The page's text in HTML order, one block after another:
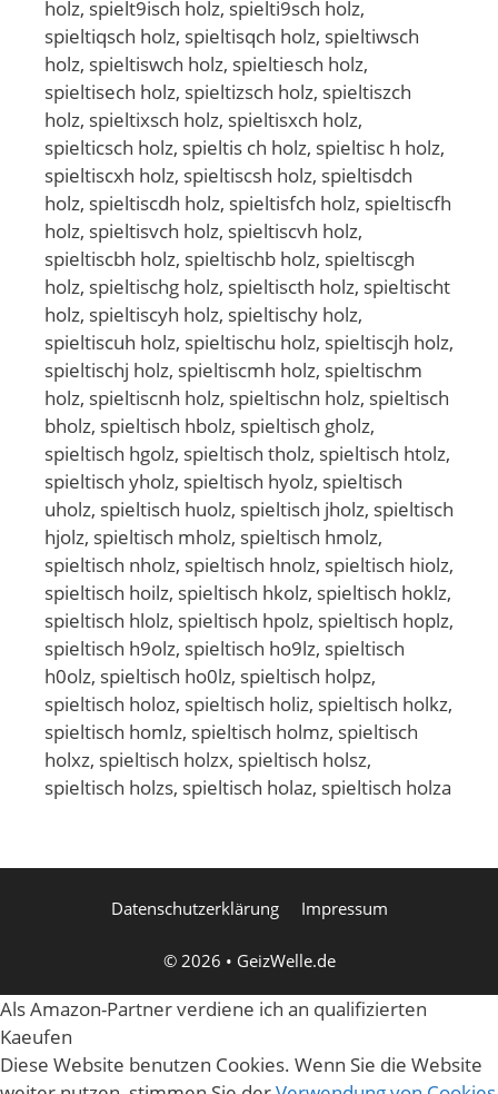
holz, spielt9isch holz, spielti9sch holz,
spieltiqsch holz, spieltisqch holz, spieltiwsch
holz, spieltiswch holz, spieltiesch holz,
spieltisech holz, spieltizsch holz, spieltiszch
holz, spieltixsch holz, spieltisxch holz,
spielticsch holz, spieltis ch holz, spieltisc h holz,
spieltiscxh holz, spieltiscsh holz, spieltisdch
holz, spieltiscdh holz, spieltisfch holz, spieltiscfh
holz, spieltisvch holz, spieltiscvh holz,
spieltiscbh holz, spieltischb holz, spieltiscgh
holz, spieltischg holz, spieltiscth holz, spieltischt
holz, spieltiscyh holz, spieltischy holz,
spieltiscuh holz, spieltischu holz, spieltiscjh holz,
spieltischj holz, spieltiscmh holz, spieltischm
holz, spieltiscnh holz, spieltischn holz, spieltisch
bholz, spieltisch hbolz, spieltisch gholz,
spieltisch hgolz, spieltisch tholz, spieltisch htolz,
spieltisch yholz, spieltisch hyolz, spieltisch
uholz, spieltisch huolz, spieltisch jholz, spieltisch
hjolz, spieltisch mholz, spieltisch hmolz,
spieltisch nholz, spieltisch hnolz, spieltisch hiolz,
spieltisch hoilz, spieltisch hkolz, spieltisch hoklz,
spieltisch hlolz, spieltisch hpolz, spieltisch hoplz,
spieltisch h9olz, spieltisch ho9lz, spieltisch
h0olz, spieltisch ho0lz, spieltisch holpz,
spieltisch holoz, spieltisch holiz, spieltisch holkz,
spieltisch homlz, spieltisch holmz, spieltisch
holxz, spieltisch holzx, spieltisch holsz,
spieltisch holzs, spieltisch holaz, spieltisch holza
Datenschutzerklärung Impressum
© 2026 • GeizWelle.de
Als Amazon-Partner verdiene ich an qualifizierten
Kaeufen
Diese Website benutzen Cookies. Wenn Sie die Website